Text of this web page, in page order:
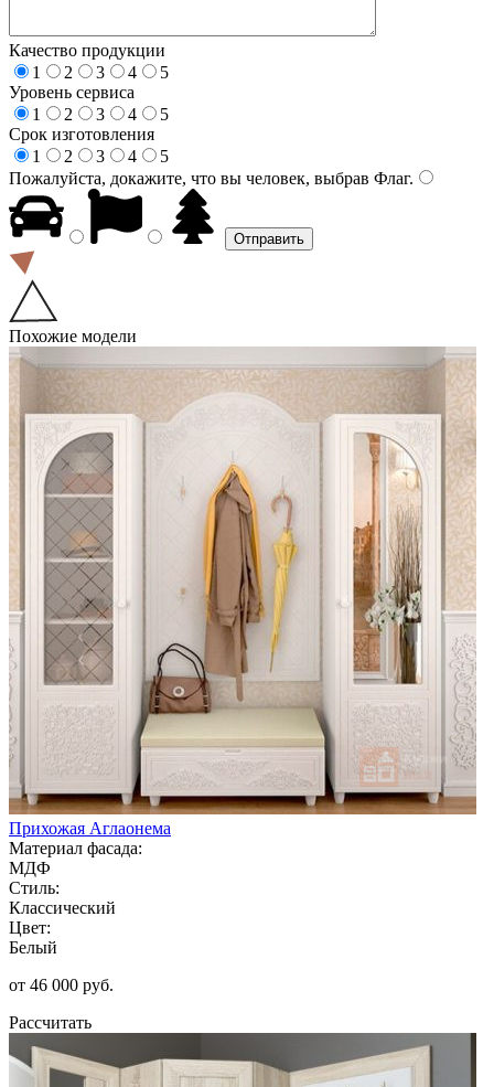
Качество продукции
1
2 3 4
5
Уровень сервиса
1
2 3 4
5
Срок изготовления
1
2 3 4
5
Пожалуйста, докажите, что вы человек, выбрав Флаг.
Похожие модели
Прихожая Аглаонема
Материал фасада:
МДФ
Стиль:
Классический
Цвет:
Белый
от 46 000 руб.
Рассчитать